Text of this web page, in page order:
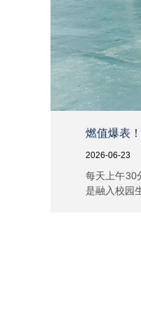
燃值爆表
2026-06-23
每天上午30
是融入校园